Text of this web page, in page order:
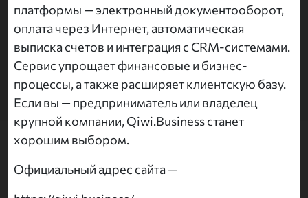
платформы — электронный документооборот,
оплата через Интернет, автоматическая
выписка счетов и интеграция с CRM-системами.
Сервис упрощает финансовые и бизнес-
процессы, а также расширяет клиентскую базу.
Если вы — предприниматель или владелец
крупной компании, Qiwi.Business станет
хорошим выбором.
Официальный адрес сайта —